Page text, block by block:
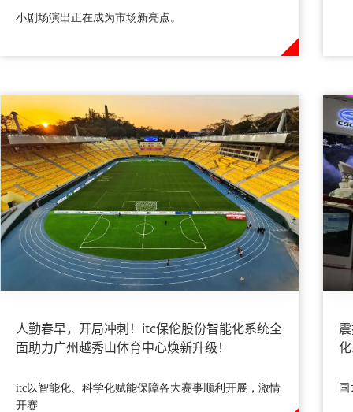
小剧场演出正在成为市场新亮点。
人勤春早，开局冲刺！itc保伦股份智能化系统全
面助力广州越秀山体育中心焕新升级！
itc以智能化、科学化赋能保障各大赛事顺利开展，激情
开赛